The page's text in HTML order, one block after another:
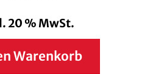
20 % MwSt.
Warenkorb